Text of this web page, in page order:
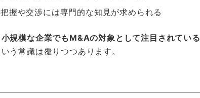
握や交渉には専門的な知見が求められる
小規模な企業でもM&Aの対象として注目されている
う常識は覆りつつあります。